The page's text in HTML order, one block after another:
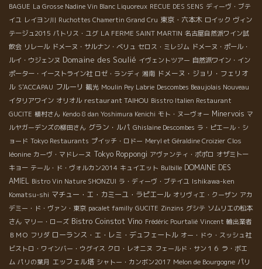
BAGUE La Grosse Nadine Vin Blanc Liquoreux RECUE DES SENS ディーヴ・ブテ
イユ レイヨン川 Ruchottes Chamertin Grand Cru 東京・六本木 ロイック ヴィン
テージュ2015 パトリス・ユグ LA FERME SAINT MARTIN 名古屋自然派ワイン試
飲会 リレール ドメーヌ・サルナン・ベリュ セロス・ミレジム ドメーヌ・ポール・
ルイ・ウジェンヌ Domaine des Soulié イヴェントツアー 自然派ワイン・イン
ポーター・イーストライン社 ロゼ・ランディ 湘南 ドメーヌ・ジョリ・フェリオ
ル S'ACCAPAU フルーリ 観光 Moulin Pey Labrie Descombes Beaujolais Nouveau
イタリアワイン オリオル restaurant TAIHOU Bisstro Italien Restaurant
GUCITE 植村さん Kendo 8 dan Yoshimura Kenichi モト・ヌーヴォー Minervois マ
ルヤガーデンズの柳田さん グラン・ルパ Ghislaine Descombes ラ・ピエール・シ
ョード Tokyo Restaurants プイッチ・ロドー Meryl et Géraldine Croizier Clos
léonine カーヴ・マドレーヌ Tokyo Roppongi アヴァンティ・ポポロ オザミトー
キョー テール・ド・ヴォルカン2014 キュイエット Bulbille DOMAINE DES
AMIEL Bistro Vin Nature SHONZUI ラ・ディーヴ・ブテイユ Ishikawa-ken
Komatsu-shi マチュー・エ・カミーユ・ラピエール オリヴィエ・クーザン アカ
デミー・ド・ヴァン・東京 pacalet familly GUCITE Zinzins グシテ ソムリエの松本
さん マリー・ローズ Bistro Coinstot Vino Frédéric Pourtalié Vincent 輸出業者
ＢＭＯ フリダ ローランス・エ・レミ・デュフェートル オー・ドゥ・スッシュ社
ビストロ・ワインバー・ウグイス クロ・レオニヌ フェールド・サン１６ ラ・ボエ
ム パリの葉月 エッフェル塔 シャトー・カンボン2017 Melon de Bourgogne パリ